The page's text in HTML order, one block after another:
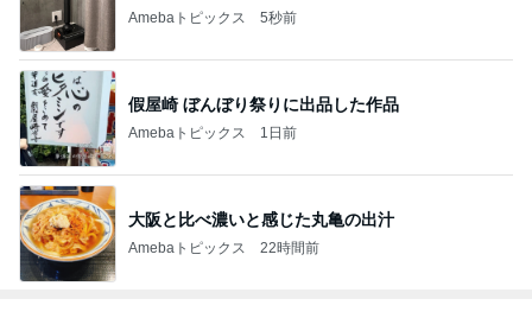
Amebaトピックス 5秒前
假屋崎 ぼんぼり祭りに出品した作品
Amebaトピックス 1日前
大阪と比べ濃いと感じた丸亀の出汁
Amebaトピックス 22時間前